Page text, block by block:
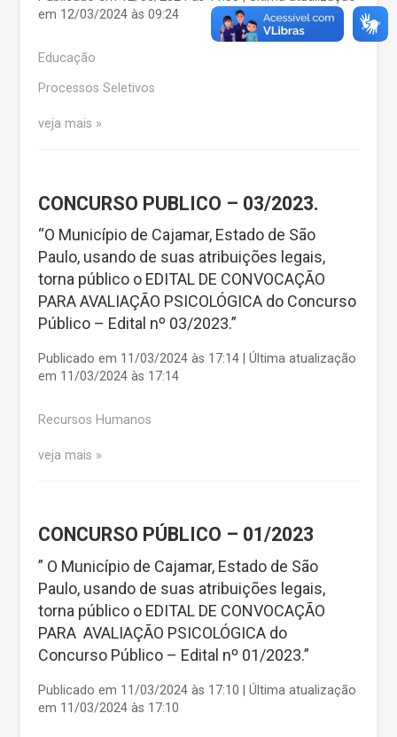
em 12/03/2024 às 09:24
Educação
Processos Seletivos
veja mais
CONCURSO PUBLICO – 03/2023.
“O Município de Cajamar, Estado de São
Paulo, usando de suas atribuições legais,
torna público o EDITAL DE CONVOCAÇÃO
PARA AVALIAÇÃO PSICOLÓGICA do Concurso
Público – Edital nº 03/2023.”
Publicado em 11/03/2024 às 17:14 | Última atualização
em 11/03/2024 às 17:14
Recursos Humanos
veja mais
CONCURSO PÚBLICO – 01/2023
” O Município de Cajamar, Estado de São
Paulo, usando de suas atribuições legais,
torna público o EDITAL DE CONVOCAÇÃO
PARA AVALIAÇÃO PSICOLÓGICA do
Concurso Público – Edital nº 01/2023.”
Publicado em 11/03/2024 às 17:10 | Última atualização
em 11/03/2024 às 17:10